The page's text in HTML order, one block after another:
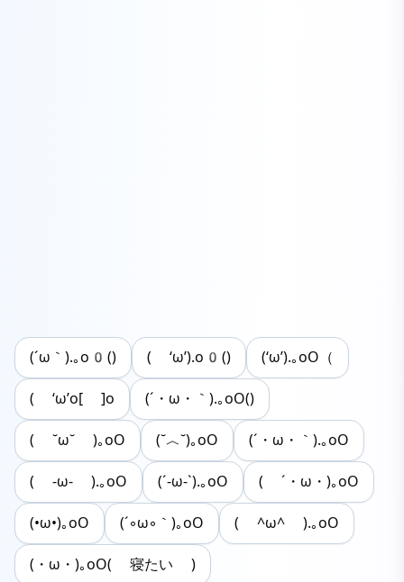
(´ω｀).｡o0() ( ‘ω’).o0() (‘ω’).｡oO（
( ‘ω’o[ ]o (´・ω・｀).｡oO()
( ˘ω˘ )｡oO (˘︿˘)｡oO (´・ω・｀).｡oO
( -ω- ).｡oO (´-ω-`).｡oO ( ´・ω・)｡oO
(•ω•)｡oO (´◦ω◦｀)｡oO ( ^ω^ ).｡oO
(・ω・)｡oO( 寝たい )